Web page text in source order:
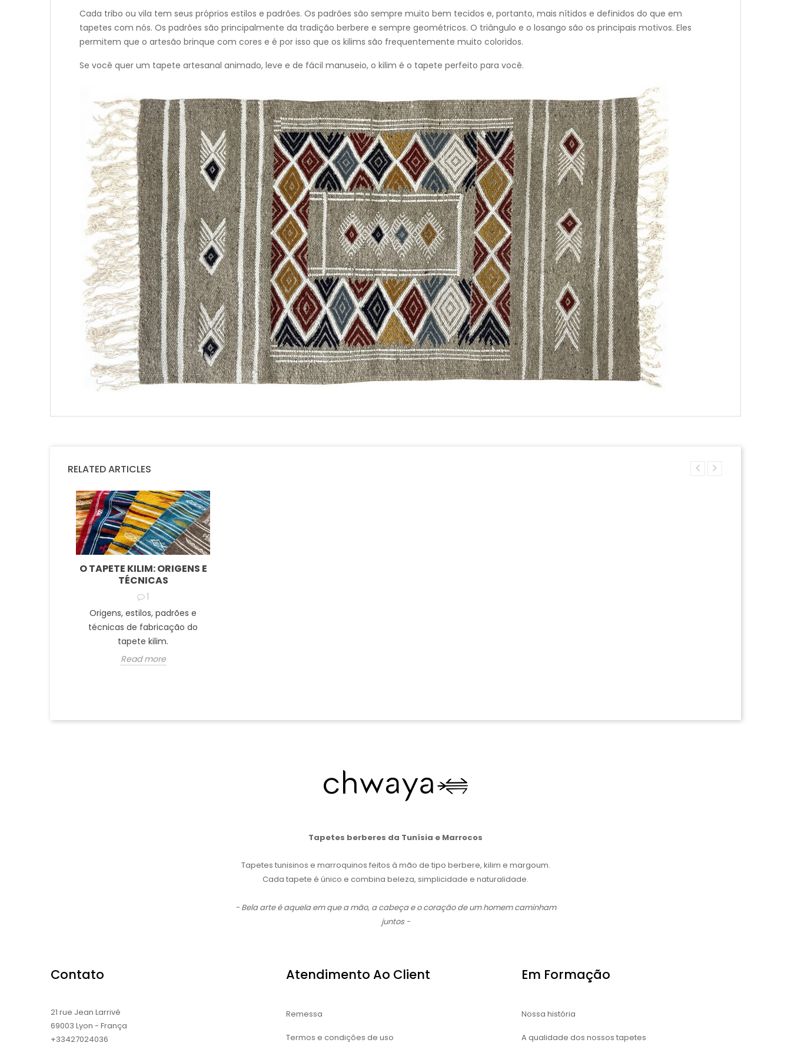
Cada tribo ou vila tem seus próprios estilos e padrões. Os padrões são sempre muito bem tecidos e, portanto, mais nítidos e definidos do que em
tapetes com nós. Os padrões são principalmente da tradição berbere e sempre geométricos. O triângulo e o losango são os principais motivos. Eles
permitem que o artesão brinque com cores e é por isso que os kilims são frequentemente muito coloridos.
Se você quer um tapete artesanal animado, leve e de fácil manuseio, o kilim é o tapete perfeito para você.
RELATED ARTICLES
O TAPETE KILIM: ORIGENS E
TÉCNICAS
1
Origens, estilos, padrões e
técnicas de fabricação do
tapete kilim.
Read more
Tapetes berberes da Tunísia e Marrocos
Tapetes tunisinos e marroquinos feitos à mão de tipo berbere, kilim e margoum.
Cada tapete é único e combina beleza, simplicidade e naturalidade.
- Bela arte é aquela em que a mão, a cabeça e o coração de um homem caminham
juntos -
Contato
21 rue Jean Larrivé
69003 Lyon - França
+33427024036
Atendimento Ao Client
Remessa
Termos e condições de uso
Em Formação
Nossa história
A qualidade dos nossos tapetes